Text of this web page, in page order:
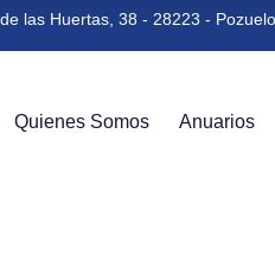
las Huertas, 38 - 28223 -
Quienes Somos Anuarios